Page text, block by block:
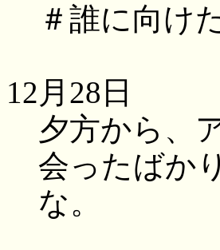
＃誰に向け
12月28日
夕方から、
会ったばか
な。